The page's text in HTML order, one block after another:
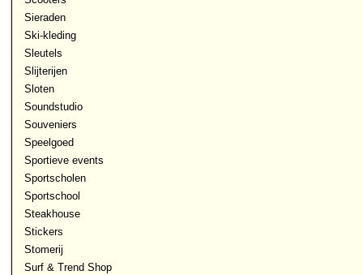
Sieraden
Ski-kleding
Sleutels
Slijterijen
Sloten
Soundstudio
Souveniers
Speelgoed
Sportieve events
Sportscholen
Sportschool
Steakhouse
Stickers
Stomerij
Surf & Trend Shop